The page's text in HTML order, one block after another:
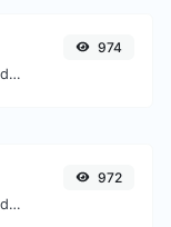
Converta facilmente arquivos de imagem WEBP para JPG.
974
Converta facilmente arquivos de imagem GIF para BMP.
972